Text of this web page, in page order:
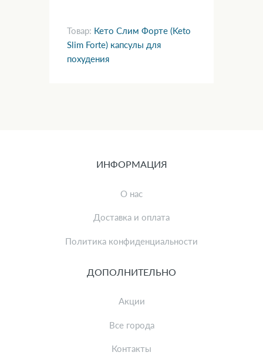
Товар: Кето Слим Форте (Keto
Slim Forte) капсулы для
похудения
ИНФОРМАЦИЯ
О нас
Доставка и оплата
Политика конфиденциальности
ДОПОЛНИТЕЛЬНО
Акции
Все города
Контакты